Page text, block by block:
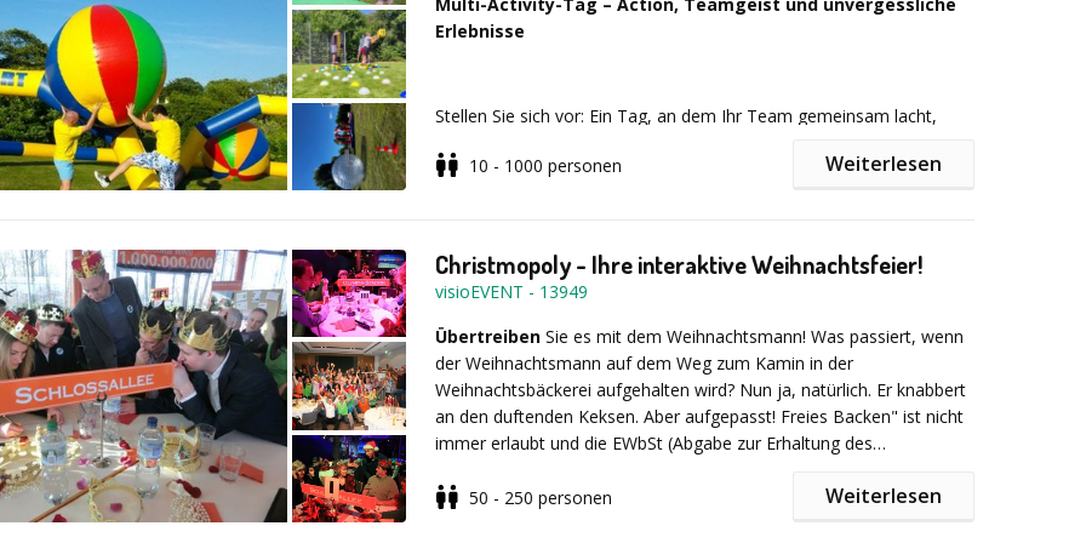
Erlebnisse
Stellen Sie sich vor: Ein Tag, an dem Ihr Team gemeinsam lacht,
Genau das erwartet Sie bei unserem Multi-Activity-Tag – ein
Freuen Sie sich auf eine perfekte Mischung aus actionreichen
Hier kommt jeder auf seine Kosten – egal ob Adrenalin-Fan,
Strateg:in oder Teamplayer. Gemeinsam wachsen, gemeinsam
gewinnen und vor allem: gemeinsam Spaß haben.
10 - 1000 personen Weiterlesen
Christmopoly - Ihre interaktive Weihnachtsfeier!
visioEVENT - 13949
Übertreiben Sie es mit dem Weihnachtsmann! Was passiert, wenn
der Weihnachtsmann auf dem Weg zum Kamin in der
Weihnachtsbäckerei aufgehalten wird? Nun ja, natürlich. Er knabbert
an den duftenden Keksen. Aber aufgepasst! Freies Backen" ist nicht
immer erlaubt und die EWbSt (Abgabe zur Erhaltung des
Hauptbahnhof auf den Weihnachtsmann zu warten, können Sie mit
50 - 250 personen Weiterlesen